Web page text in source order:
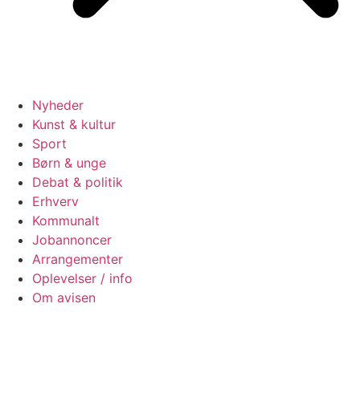
Nyheder
Kunst & kultur
Sport
Børn & unge
Debat & politik
Erhverv
Kommunalt
Jobannoncer
Arrangementer
Oplevelser / info
Om avisen